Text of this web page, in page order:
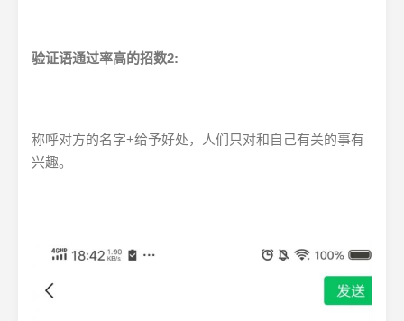
验证语通过率高的招数2:
称呼对方的名字+给予好处，人们只对和自己有关的事有
兴趣。